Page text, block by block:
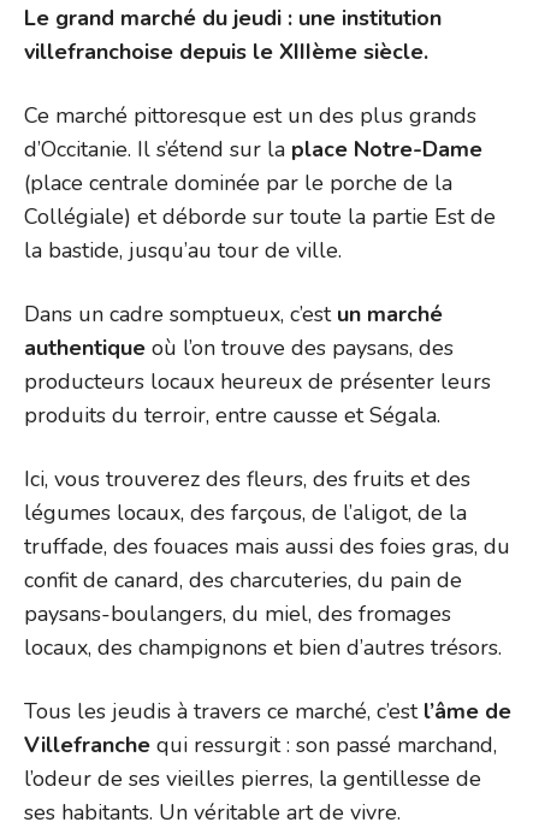
Le grand marché du jeudi : une institution
villefranchoise depuis le XIIIème siècle.
Ce marché pittoresque est un des plus grands
d’Occitanie. Il s’étend sur la place Notre-Dame
(place centrale dominée par le porche de la
Collégiale) et déborde sur toute la partie Est de
la bastide, jusqu’au tour de ville.
Dans un cadre somptueux, c’estun marché
authentique où l’on trouve des paysans, des
producteurs locaux heureux de présenter leurs
produits du terroir, entre causse et Ségala.
Ici, vous trouverez des fleurs, des fruits et des
légumes locaux, des farçous, de l’aligot, de la
truffade, des fouaces mais aussi des foies gras, du
confit de canard, des charcuteries, du pain de
paysans-boulangers, du miel, des fromages
locaux, des champignons et bien d’autres trésors.
Tous les jeudis à travers ce marché, c’est l’âme de
Villefranche qui ressurgit : son passé marchand,
l’odeur de ses vieilles pierres, la gentillesse de
ses habitants. Un véritable art de vivre.